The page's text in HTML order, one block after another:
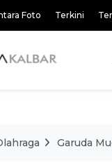
Foto Terkini
Garuda